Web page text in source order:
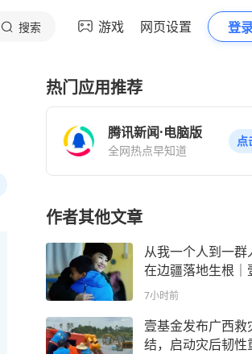
搜索 游戏 网页设置 登
热门应用推荐
腾讯新闻·电脑版
全网热点早知道
点
作者其他文章
从我一个人到一群
在边疆落地生根｜
事本
7小时前
壹基金发布广西救
结，启动灾后韧性